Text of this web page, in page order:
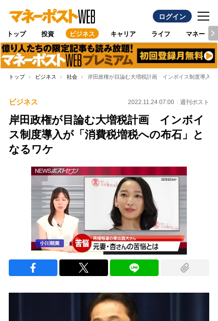
ログイン
トップ 投資 ビジネス キャリア ライフ マネー
トップ ビジネス 社会 岸田政権が目論む大増税計画 インボイス制度導入が
ビジネス 2022.11.24 07:00 週刊ポスト
岸田政権が目論む大増税計画 インボイ
ス制度導入が「消費税増税への布石」と
なるワケ